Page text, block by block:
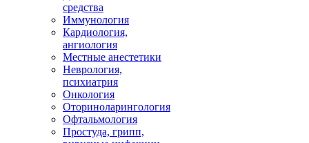
средства
Иммунология
Кардиология,
ангиология
Местные анестетики
Неврология,
психиатрия
Онкология
Оториноларингология
Офтальмология
Простуда, грипп,